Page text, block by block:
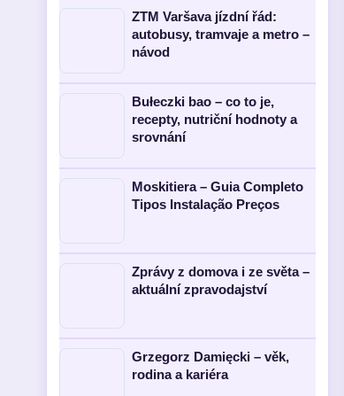
ZTM Varšava jízdní řád:
autobusy, tramvaje a metro –
návod
Bułeczki bao – co to je,
recepty, nutriční hodnoty a
srovnání
Moskitiera – Guia Completo
Tipos Instalação Preços
Zprávy z domova i ze světa –
aktuální zpravodajství
Grzegorz Damięcki – věk,
rodina a kariéra